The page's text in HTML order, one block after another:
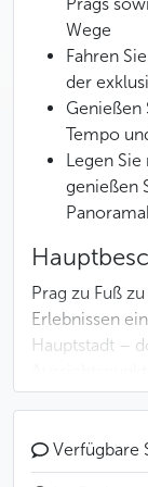
Wege
Fahren
der
Genießen
Tempo
Legen
genießen
Prag zu Fuß
Erlebnissen
Hauptstadt –
entfernt.
flexible und
Verfügbare